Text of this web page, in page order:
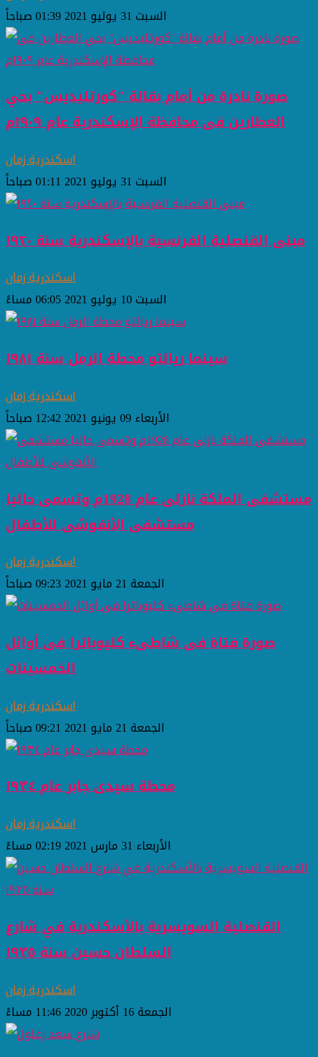
السبت 31 يوليو 2021 01:39 صباحاً
صورة نادرة من أمام بقالة "كورتليديس" بحي
العطارين فى محافظة الإسكندرية عام ١٩٠٩م
اسكندرية زمان
السبت 31 يوليو 2021 01:11 صباحاً
مبنى القنصلية الفرنسية بالإسكندرية سنة ١٩٢٠
اسكندرية زمان
السبت 10 يوليو 2021 06:05 مساءً
سينما ريالتو محطة الرمل سنة ١٩٨١
اسكندرية زمان
الأربعاء 09 يونيو 2021 12:42 صباحاً
مستشفى الملكة نازلى عام 1928م وتسمى حاليا
مستشفى الأنفوشى للأطفال
اسكندرية زمان
الجمعة 21 مايو 2021 09:23 صباحاً
صورة فتاة فى شاطىء كليوباترا فى أوائل
الخمسينات
اسكندرية زمان
الجمعة 21 مايو 2021 09:21 صباحاً
محطة سيدى جابر عام ١٩٣٤
اسكندرية زمان
الأربعاء 31 مارس 2021 02:19 مساءً
القنصلية السويسرية بالأسكندرية في شارع
السلطان حسين سنة ١٩٣٥
اسكندرية زمان
الجمعة 16 أكتوبر 2020 11:46 مساءً